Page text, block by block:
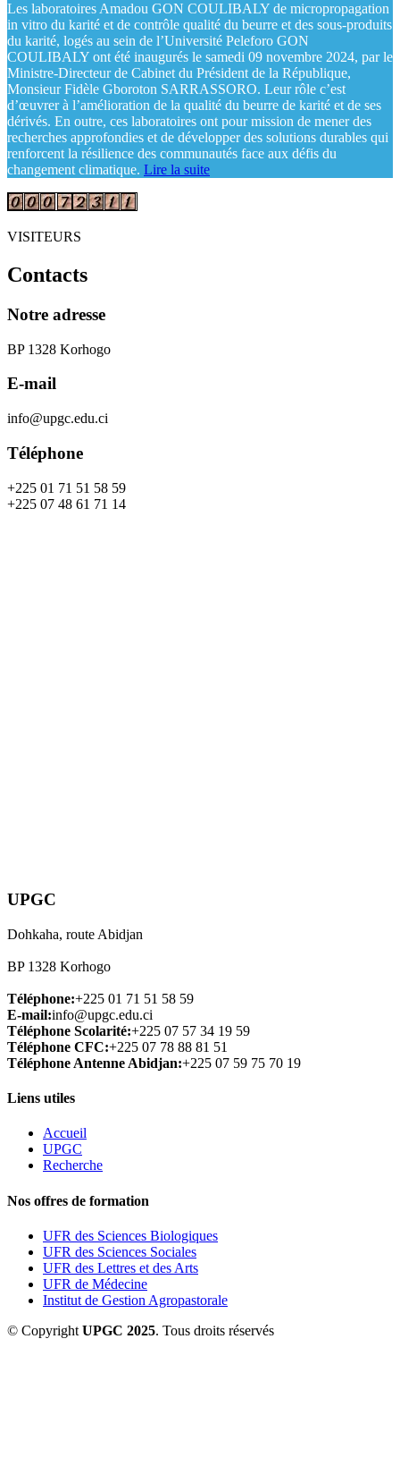
Les laboratoires Amadou GON COULIBALY de micropropagation
in vitro du karité et de contrôle qualité du beurre et des sous-produits
du karité, logés au sein de l’Université Peleforo GON
COULIBALY ont été inaugurés le samedi 09 novembre 2024, par le
Ministre-Directeur de Cabinet du Président de la République,
Monsieur Fidèle Gboroton SARRASSORO. Leur rôle c’est
d’œuvrer à l’amélioration de la qualité du beurre de karité et de ses
dérivés. En outre, ces laboratoires ont pour mission de mener des
recherches approfondies et de développer des solutions durables qui
renforcent la résilience des communautés face aux défis du
changement climatique. Lire la suite
VISITEURS
Contacts
Notre adresse
BP 1328 Korhogo
E-mail
info@upgc.edu.ci
Téléphone
+225 01 71 51 58 59
+225 07 48 61 71 14
UPGC
Dohkaha, route Abidjan
BP 1328 Korhogo
Téléphone:+225 01 71 51 58 59
E-mail:info@upgc.edu.ci
Téléphone Scolarité:+225 07 57 34 19 59
Téléphone CFC:+225 07 78 88 81 51
Téléphone Antenne Abidjan:+225 07 59 75 70 19
Liens utiles
Accueil
UPGC
Recherche
Nos offres de formation
UFR des Sciences Biologiques
UFR des Sciences Sociales
UFR des Lettres et des Arts
UFR de Médecine
Institut de Gestion Agropastorale
© Copyright UPGC 2025. Tous droits réservés